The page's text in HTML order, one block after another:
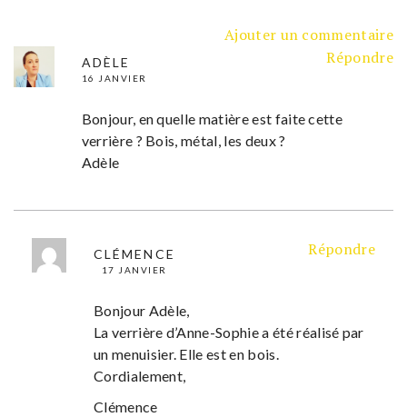
Ajouter un commentaire
ADÈLE
16 JANVIER
Répondre
Bonjour, en quelle matière est faite cette
verrière ? Bois, métal, les deux ?
Adèle
CLÉMENCE
17 JANVIER
Répondre
Bonjour Adèle,
La verrière d’Anne-Sophie a été réalisé par
un menuisier. Elle est en bois.
Cordialement,
Clémence